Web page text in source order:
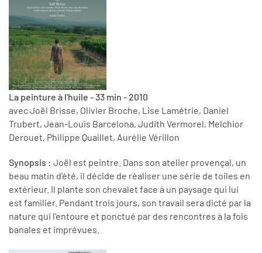
La peinture à l'huile - 33 min - 2010
avec Joël Brisse, Olivier Broche, Lise Lamétrie, Daniel
Trubert, Jean-Louis Barcelona, Judith Vermorel, Melchior
Derouet, Philippe Quaillet, Aurélie Vérillon
Synopsis : Joël est peintre. Dans son atelier provençal, un
beau matin d'été, il décide de réaliser une série de toiles en
extérieur. Il plante son chevalet face à un paysage qui lui
est familier. Pendant trois jours, son travail sera dicté par la
nature qui l'entoure et ponctué par des rencontres à la fois
banales et imprévues.